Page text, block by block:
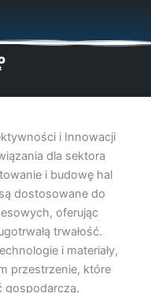
i Innowacji
dla sektora
i budowę hal
dostosowane do
oferując
trwałość.
i materiały,
przestrzenie, które
gospodarczą.